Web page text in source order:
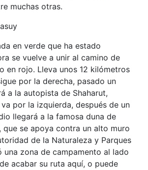
muchas otras.
en verde que ha estado
se vuelve a unir al camino de
en rojo. Lleva unos 12 kilómetros
por la derecha, pasado un
a la autopista de Shaharut,
por la izquierda, después de un
llegará a la famosa duna de
que se apoya contra un alto muro
de la Naturaleza y Parques
una zona de campamento al lado
acabar su ruta aquí, o puede